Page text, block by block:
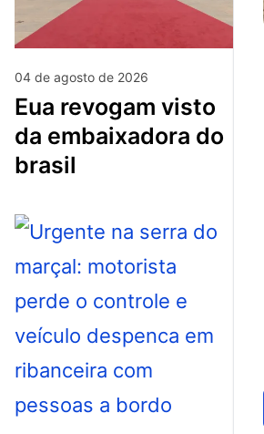
04 de agosto de 2026
eua revogam visto
da embaixadora do
brasil